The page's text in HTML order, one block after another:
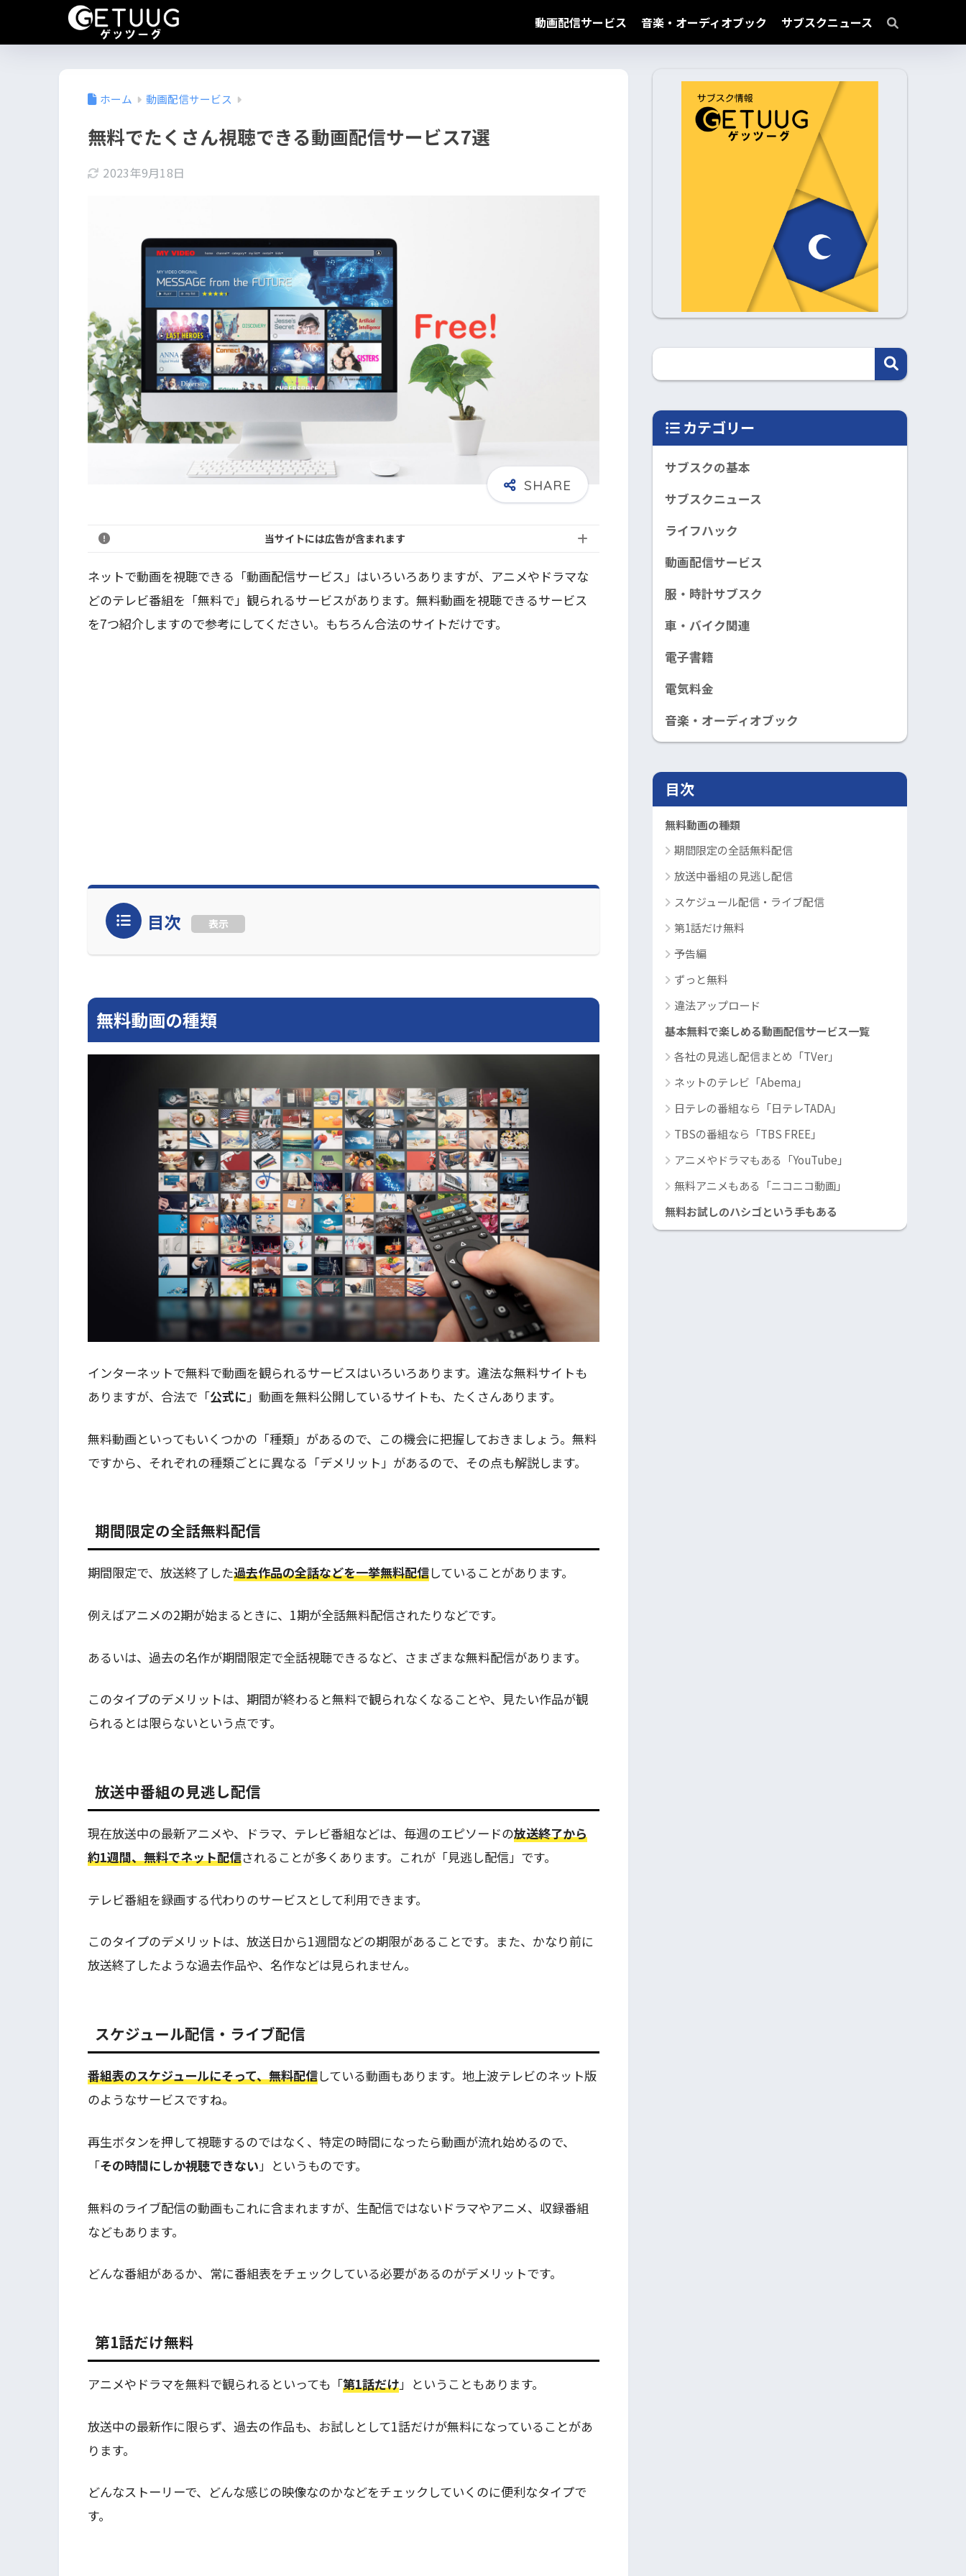
動画配信サービス 音楽・オーディオブック サブスクニュース
ホーム 動画配信サービス
無料でたくさん視聴できる動画配信サービス7選
2023年9月18日
当サイトには広告が含まれます
ネットで動画を視聴できる「動画配信サービス」はいろいろありますが、アニメやドラマな
どのテレビ番組を「無料で」観られるサービスがあります。無料動画を視聴できるサービス
を7つ紹介しますので参考にしてください。もちろん合法のサイトだけです。
目次 表示
無料動画の種類
インターネットで無料で動画を観られるサービスはいろいろあります。違法な無料サイトも
ありますが、合法で「公式に 」動画を無料公開しているサイトも、たくさんあります。
無料動画といってもいくつかの「種類」があるので、この機会に把握しておきましょう。無料
ですから、それぞれの種類ごとに異なる「デメリット」があるので、その点も解説します。
期間限定の全話無料配信
期間限定で、放送終了した過去作品の全話などを一挙無料配信していることがあります。
例えばアニメの2期が始まるときに、1期が全話無料配信されたりなどです。
あるいは、過去の名作が期間限定で全話視聴できるなど、さまざまな無料配信があります。
このタイプのデメリットは、期間が終わると無料で観られなくなることや、見たい作品が観
られるとは限らないという点です。
放送中番組の見逃し配信
現在放送中の最新アニメや、ドラマ、テレビ番組などは、毎週のエピソードの放送終了から
約1週間、無料でネット配信されることが多くあります。これが「見逃し配信」です。
テレビ番組を録画する代わりのサービスとして利用できます。
このタイプのデメリットは、放送日から1週間などの期限があることです。また、かなり前に
放送終了したような過去作品や、名作などは見られません。
スケジュール配信・ライブ配信
番組表のスケジュールにそって、無料配信している動画もあります。地上波テレビのネット版
のようなサービスですね。
再生ボタンを押して視聴するのではなく、特定の時間になったら動画が流れ始めるので、
「その時間にしか視聴できない 」というものです。
無料のライブ配信の動画もこれに含まれますが、生配信ではないドラマやアニメ、収録番組
などもあります。
どんな番組があるか、常に番組表をチェックしている必要があるのがデメリットです。
第1話だけ無料
アニメやドラマを無料で観られるといっても「第1話だけ」ということもあります。
放送中の最新作に限らず、過去の作品も、お試しとして1話だけが無料になっていることがあ
ります。
どんなストーリーで、どんな感じの映像なのかなどをチェックしていくのに便利なタイプで
す。
カテゴリー
サブスクの基本
サブスクニュース
ライフハック
動画配信サービス
服・時計サブスク
車・バイク関連
電子書籍
電気料金
音楽・オーディオブック
目次
無料動画の種類
期間限定の全話無料配信
放送中番組の見逃し配信
スケジュール配信・ライブ配信
第1話だけ無料
予告編
ずっと無料
違法アップロード
基本無料で楽しめる動画配信サービス一覧
各社の見逃し配信まとめ「TVer」
ネットのテレビ「Abema」
日テレの番組なら「日テレTADA」
TBSの番組なら「TBS FREE」
アニメやドラマもある「YouTube」
無料アニメもある「ニコニコ動画」
無料お試しのハシゴという手もある